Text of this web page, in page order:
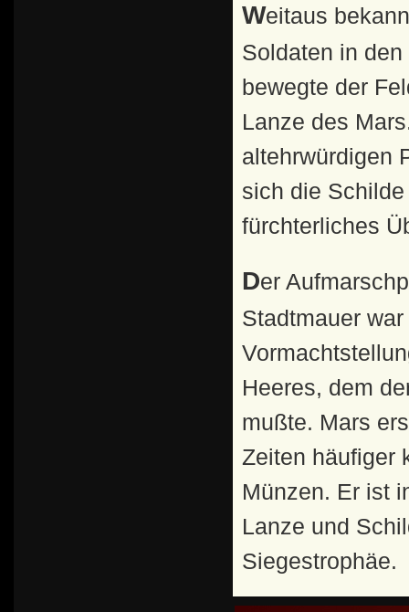
Weitaus bekannter ist Mars als Kriegsgott, der die
Soldaten in
bewegte der
Lanze des
altehrwürdigen
sich die
fürchterliches
Der Aufmarschplatz des Heeres außerhalb der alten
Stadtmauer
Heeres, dem
mußte. Mars
Zeiten häufiger
Münzen. Er ist
Lanze und
Siegestrophäe.